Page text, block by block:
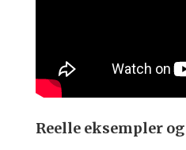
Reelle eksempler